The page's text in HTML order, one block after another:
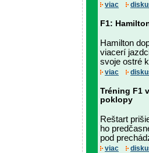
viac
F1:
Hamilton
viacerí
svoje ostré
viac
Tréning F1
poklopy
Reštart
ho
pod
viac